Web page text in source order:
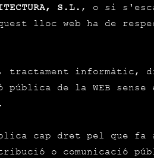
S.L. , o si
lloc web ha de
tractament informàtic,
de la WEB sense
.
cap dret pel que fa
o comunicació